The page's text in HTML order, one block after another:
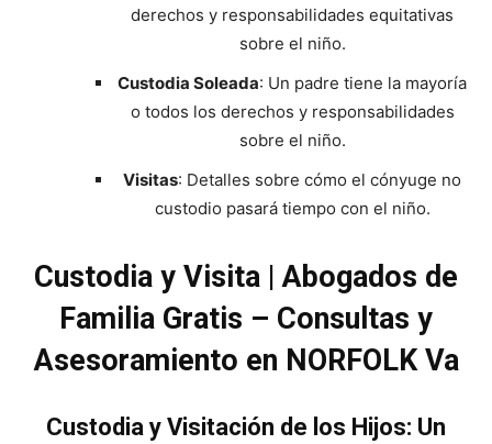
derechos y responsabilidades equitativas
sobre el niño.
Custodia Soleada: Un padre tiene la mayoría
o todos los derechos y responsabilidades
sobre el niño.
Visitas: Detalles sobre cómo el cónyuge no
custodio pasará tiempo con el niño.
Custodia y Visita | Abogados de
Familia Gratis – Consultas y
Asesoramiento en NORFOLK Va
Custodia y Visitación de los Hijos: Un